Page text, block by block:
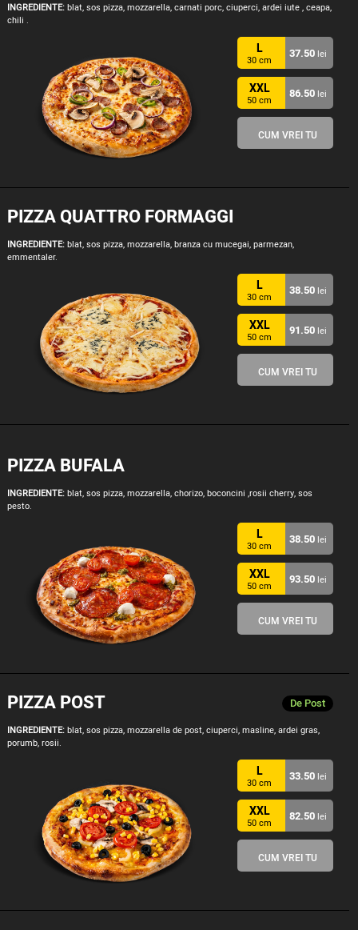
INGREDIENTE:blat, sos pizza, mozzarella, carnati porc, ciuperci, ardei iute , ceapa,
chili .
L
30 cm 37.50 lei
XXL
50 cm 86.50 lei
CUM VREI TU
PIZZA QUATTRO FORMAGGI
INGREDIENTE:blat, sos pizza, mozzarella, branza cu mucegai, parmezan,
emmentaler.
L
30 cm 38.50 lei
XXL
50 cm 91.50 lei
CUM VREI TU
PIZZA BUFALA
INGREDIENTE:blat, sos pizza, mozzarella, chorizo, boconcini ,rosii cherry, sos
pesto.
L
30 cm 38.50 lei
XXL
50 cm 93.50 lei
CUM VREI TU
PIZZA POST De Post
INGREDIENTE:blat, sos pizza, mozzarella de post, ciuperci, masline, ardei gras,
porumb, rosii.
L
30 cm 33.50 lei
XXL
50 cm 82.50 lei
CUM VREI TU